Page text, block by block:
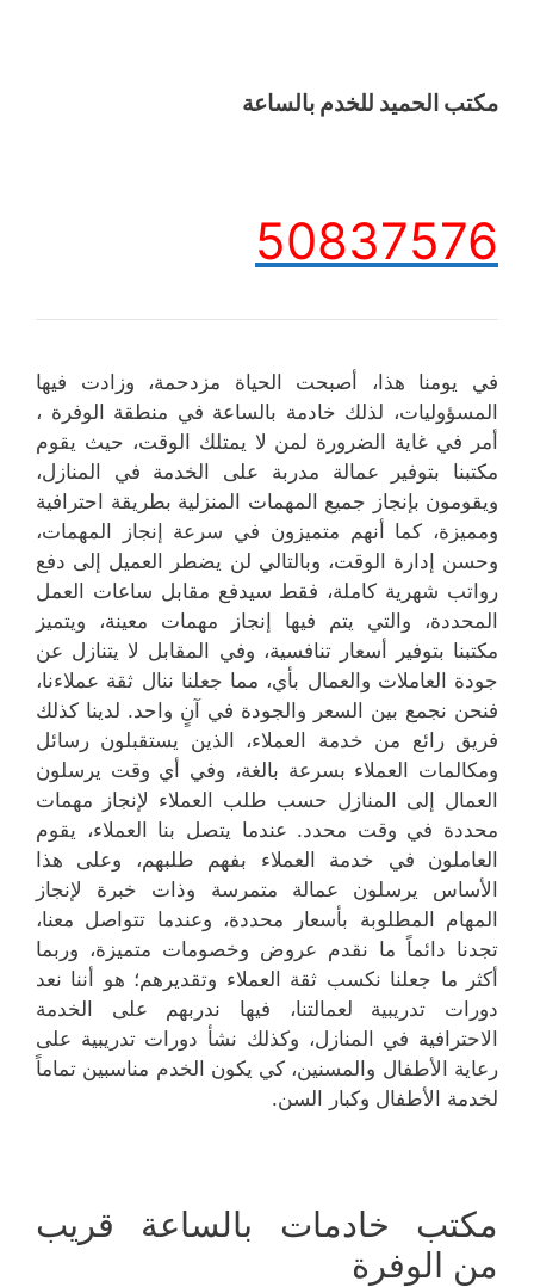
مكتب الحميد للخدم بالساعة
50837576
في يومنا هذا، أصبحت الحياة مزدحمة، وزادت فيها
المسؤوليات، لذلك خادمة بالساعة في منطقة الوفرة ،
أمر في غاية الضرورة لمن لا يمتلك الوقت، حيث يقوم
مكتبنا بتوفير عمالة مدربة على الخدمة في المنازل،
ويقومون بإنجاز جميع المهمات المنزلية بطريقة احترافية
ومميزة، كما أنهم متميزون في سرعة إنجاز المهمات،
وحسن إدارة الوقت، وبالتالي لن يضطر العميل إلى دفع
رواتب شهرية كاملة، فقط سيدفع مقابل ساعات العمل
المحددة، والتي يتم فيها إنجاز مهمات معينة، ويتميز
مكتبنا بتوفير أسعار تنافسية، وفي المقابل لا يتنازل عن
جودة العاملات والعمال بأي، مما جعلنا ننال ثقة عملاءنا،
فنحن نجمع بين السعر والجودة في آنٍ واحد. لدينا كذلك
فريق رائع من خدمة العملاء، الذين يستقبلون رسائل
ومكالمات العملاء بسرعة بالغة، وفي أي وقت يرسلون
العمال إلى المنازل حسب طلب العملاء لإنجاز مهمات
محددة في وقت محدد. عندما يتصل بنا العملاء، يقوم
العاملون في خدمة العملاء بفهم طلبهم، وعلى هذا
الأساس يرسلون عمالة متمرسة وذات خبرة لإنجاز
المهام المطلوبة بأسعار محددة، وعندما تتواصل معنا،
تجدنا دائماً ما نقدم عروض وخصومات متميزة، وربما
أكثر ما جعلنا نكسب ثقة العملاء وتقديرهم؛ هو أننا نعد
دورات تدريبية لعمالتنا، فيها ندربهم على الخدمة
الاحترافية في المنازل، وكذلك نشأ دورات تدريبية على
رعاية الأطفال والمسنين، كي يكون الخدم مناسبين تماماً
لخدمة الأطفال وكبار السن.
مكتب خادمات بالساعة قريب
من الوفرة